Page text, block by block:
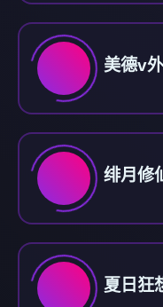
美德v
绯月修
夏日狂